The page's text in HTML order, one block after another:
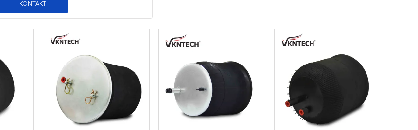
KONTAKT